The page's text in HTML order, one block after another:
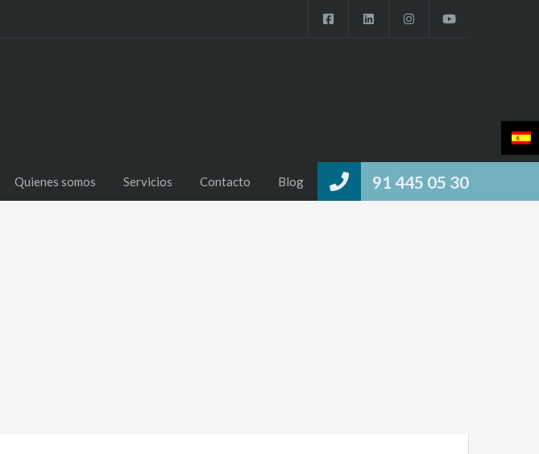
91 445 05 30
Quienes somos Servicios Contacto Blog